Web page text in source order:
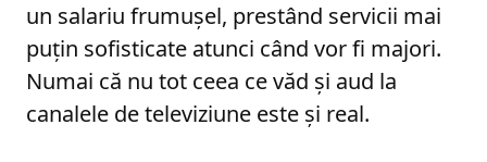
un salariu frumușel, prestând servicii mai
puțin sofisticate atunci când vor fi majori.
Numai că nu tot ceea ce văd și aud la
canalele de televiziune este și real.